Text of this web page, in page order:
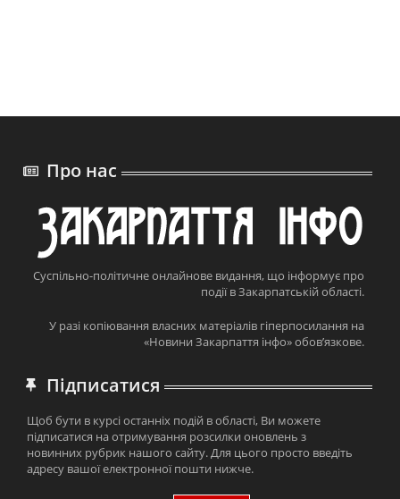
Про нас
Суспільно-політичне онлайнове видання, що інформує про
події в Закарпатській області.
У разі копіювання власних матеріалів гіперпосилання на
«Новини Закарпаття інфо» обов’язкове.
Підписатися
Щоб бути в курсі останніх подій в області, Ви можете
підписатися на отримування розсилки оновлень з
новинних рубрик нашого сайту. Для цього просто введіть
адресу вашої електронної пошти нижче.